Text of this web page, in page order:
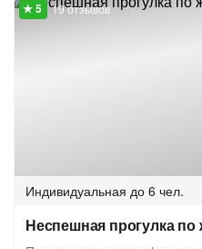
19 отзывов
Индивидуальная до 6 чел.
Неспешная прогулка